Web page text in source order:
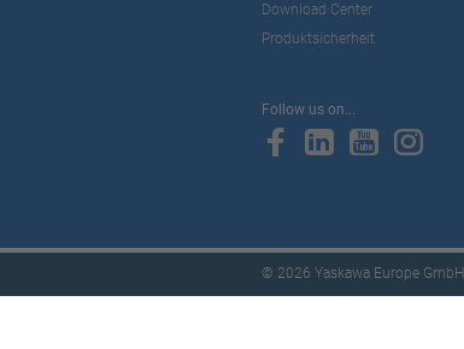
Download Center
Produktsicherheit
Follow us on...
© 2026 Yaskawa Europe GmbH